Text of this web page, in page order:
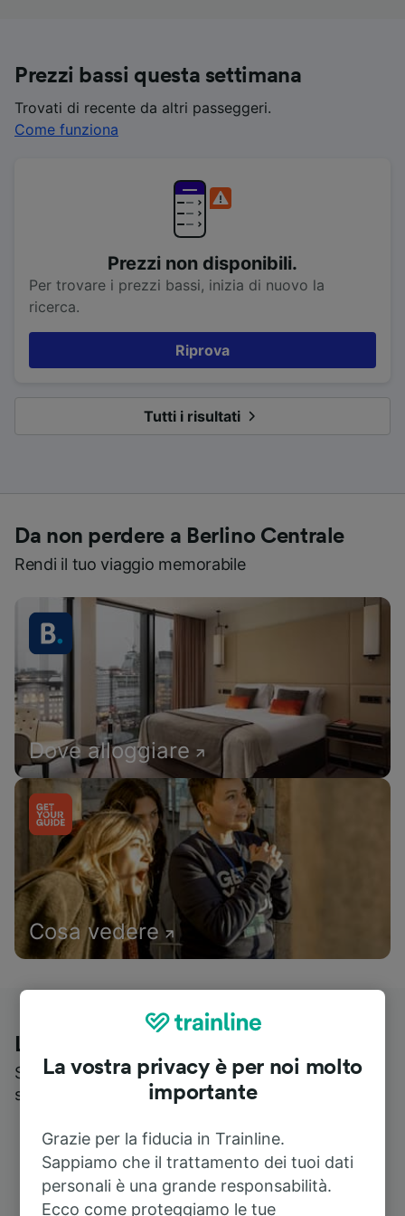
Prezzi bassi questa settimana
Trovati di recente da altri passeggeri.
Come funziona
Prezzi non disponibili.
Per trovare i prezzi bassi, inizia di nuovo la
ricerca.
Riprova
Tutti i risultati
Da non perdere a Berlino Centrale
Rendi il tuo viaggio memorabile
Dove alloggiare
Cosa vedere
Le recensioni dei nostri viaggiatori
Scopri cosa pensa realmente chi utilizza i nostri
servizi
La vostra privacy è per noi molto
importante
Grazie per la fiducia in Trainline.
Sappiamo che il trattamento dei tuoi dati
personali è una grande responsabilità.
Ecco come proteggiamo le tue